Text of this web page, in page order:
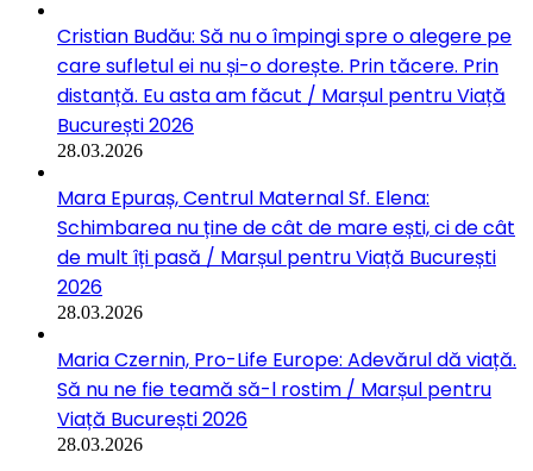
Cristian Budău: Să nu o împingi spre o alegere pe
care sufletul ei nu și-o dorește. Prin tăcere. Prin
distanță. Eu asta am făcut / Marșul pentru Viață
București 2026
28.03.2026
Mara Epuraș, Centrul Maternal Sf. Elena:
Schimbarea nu ține de cât de mare ești, ci de cât
de mult îți pasă / Marșul pentru Viață București
2026
28.03.2026
Maria Czernin, Pro-Life Europe: Adevărul dă viață.
Să nu ne fie teamă să-l rostim / Marșul pentru
Viață București 2026
28.03.2026